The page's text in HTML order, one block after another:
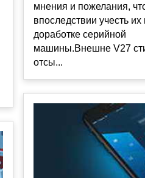
мнения и пожелания,
впоследствии учесть их
доработке серийной
машины.Внешне V27
отсы...